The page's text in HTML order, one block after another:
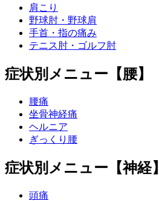
肩こり
野球肘・野球肩
手首・指の痛み
テニス肘・ゴルフ肘
症状別メニュー【腰】
腰痛
坐骨神経痛
ヘルニア
ぎっくり腰
症状別メニュー【神経】
頭痛